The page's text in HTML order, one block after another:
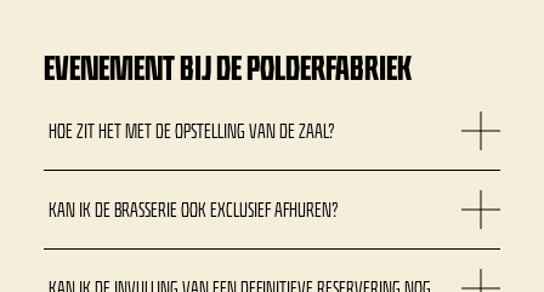
EVENEMENT BIJ DE POLDERFABRIEK
HOE ZIT HET MET DE OPSTELLING VAN DE ZAAL?
KAN IK DE BRASSERIE OOK EXCLUSIEF AFHUREN?